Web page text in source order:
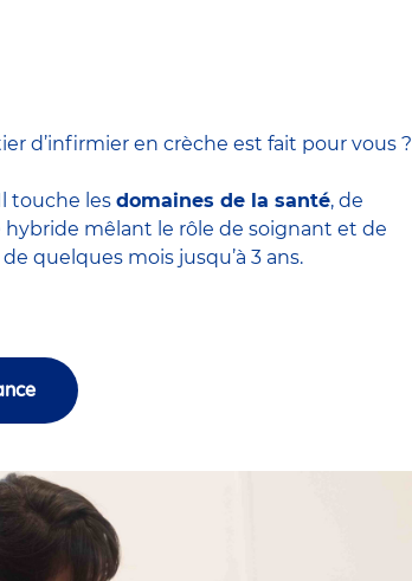
d’infirmier en crèche est fait pour vous ?
touche les domaines de la santé, de
mêlant le rôle de soignant et de
quelques mois jusqu’à 3 ans.